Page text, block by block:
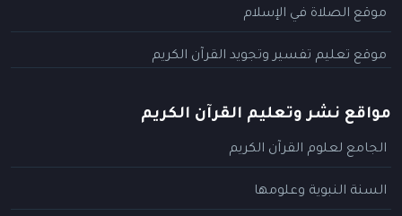
موقع الصلاة في الإسلام
موقع تعليم تفسير وتجويد القرآن الكريم
مواقع نشر وتعليم القرآن الكريم
الجامع لعلوم القرآن الكريم
السنة النبوية وعلومها